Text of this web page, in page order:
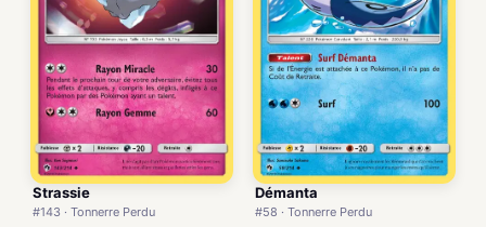
Strassie
#143 · Tonnerre Perdu
Démanta
#58 · Tonnerre Perdu